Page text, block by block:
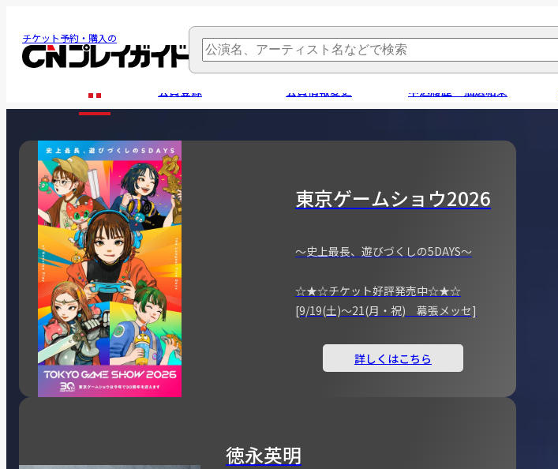
チケット予約・購入の
会員登録 会員情報変更 申込履歴・抽選結果
東京ゲームショウ2026
～史上最長、遊びづくしの5DAYS～
☆★☆チケット好評発売中☆★☆
[9/19(土)～21(月・祝) 幕張メッセ]
詳しくはこちら
徳永英明